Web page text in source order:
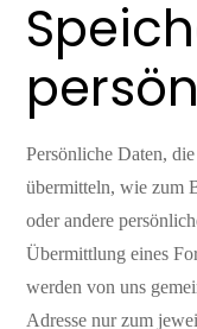
Persönliche Daten,
übermitteln, wie zum
oder andere
Übermittlung eines
werden von uns
Adresse nur zum